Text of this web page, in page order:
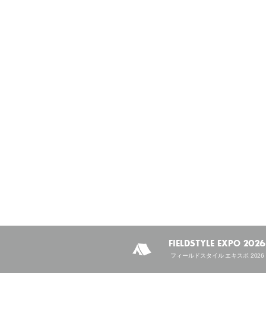
FIELDSTYLE EXPO 2026
フィールドスタイル エキスポ 2026